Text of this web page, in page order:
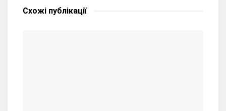
Схожі публікації